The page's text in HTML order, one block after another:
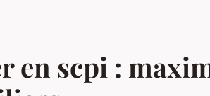
en scpi :